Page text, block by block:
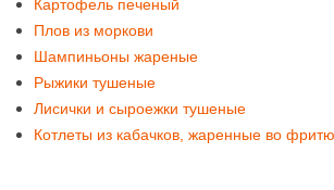
Картофель печеный
Плов из моркови
Шампиньоны жареные
Рыжики тушеные
Лисички и сыроежки тушеные
Котлеты из кабачков, жаренные во